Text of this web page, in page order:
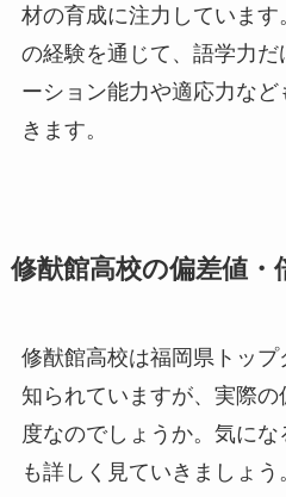
材の育成に注力しています
の経験を通じて、語学力
ーション能力や適応力な
きます。
修猷館高校の偏差値・
修猷館高校は福岡県トッ
知られていますが、実際
度なのでしょうか。気に
も詳しく見ていきましょう